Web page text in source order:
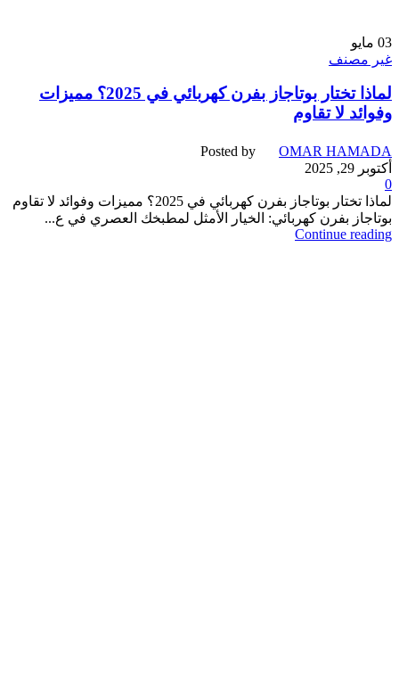
03 مايو
غير مصنف
لماذا تختار بوتاجاز بفرن كهربائي في 2025؟ مميزات
وفوائد لا تقاوم
Posted by
OMAR HAMADA
أكتوبر 29, 2025
0
لماذا تختار بوتاجاز بفرن كهربائي في 2025؟ مميزات وفوائد لا تقاوم
بوتاجاز بفرن كهربائي: الخيار الأمثل لمطبخك العصري في ع...
Continue reading